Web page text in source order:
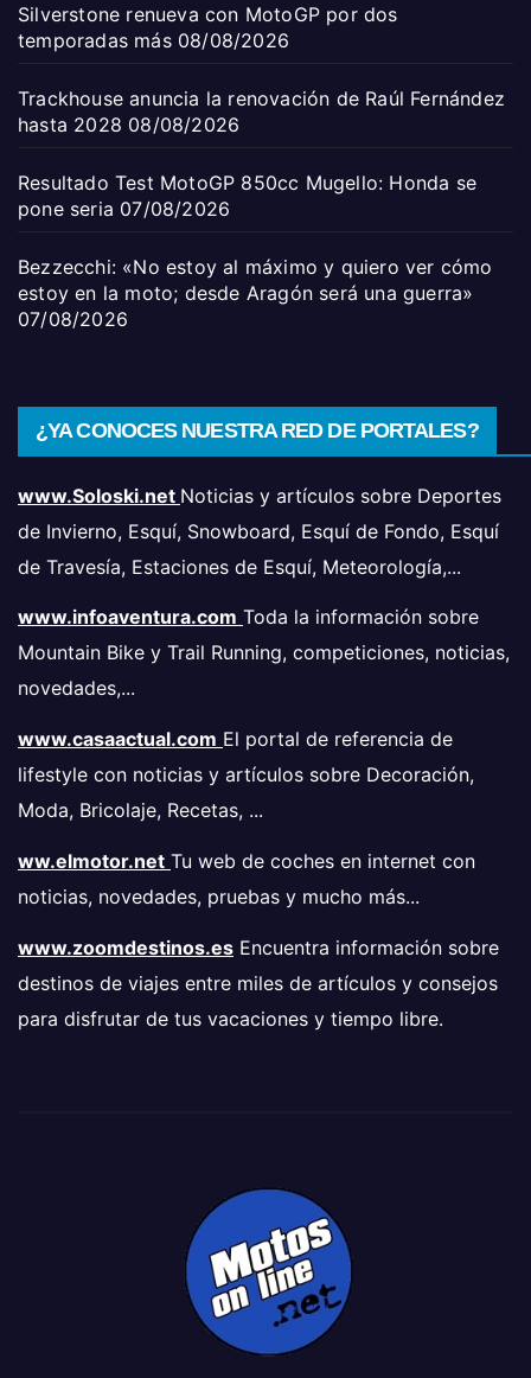
Silverstone renueva con MotoGP por dos
temporadas más 08/08/2026
Trackhouse anuncia la renovación de Raúl Fernández
hasta 2028 08/08/2026
Resultado Test MotoGP 850cc Mugello: Honda se
pone seria 07/08/2026
Bezzecchi: «No estoy al máximo y quiero ver cómo
estoy en la moto; desde Aragón será una guerra»
07/08/2026
¿YA CONOCES NUESTRA RED DE PORTALES?
www.Soloski.net Noticias y artículos sobre Deportes
de Invierno, Esquí, Snowboard, Esquí de Fondo, Esquí
de Travesía, Estaciones de Esquí, Meteorología,...
www.infoaventura.com Toda la información sobre
Mountain Bike y Trail Running, competiciones, noticias,
novedades,...
www.casaactual.com El portal de referencia de
lifestyle con noticias y artículos sobre Decoración,
Moda, Bricolaje, Recetas, ...
ww.elmotor.net Tu web de coches en internet con
noticias, novedades, pruebas y mucho más...
www.zoomdestinos.es Encuentra información sobre
destinos de viajes entre miles de artículos y consejos
para disfrutar de tus vacaciones y tiempo libre.